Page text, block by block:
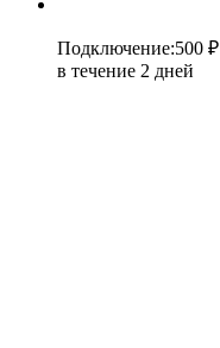
Подключение:500 ₽
в течение 2 дней